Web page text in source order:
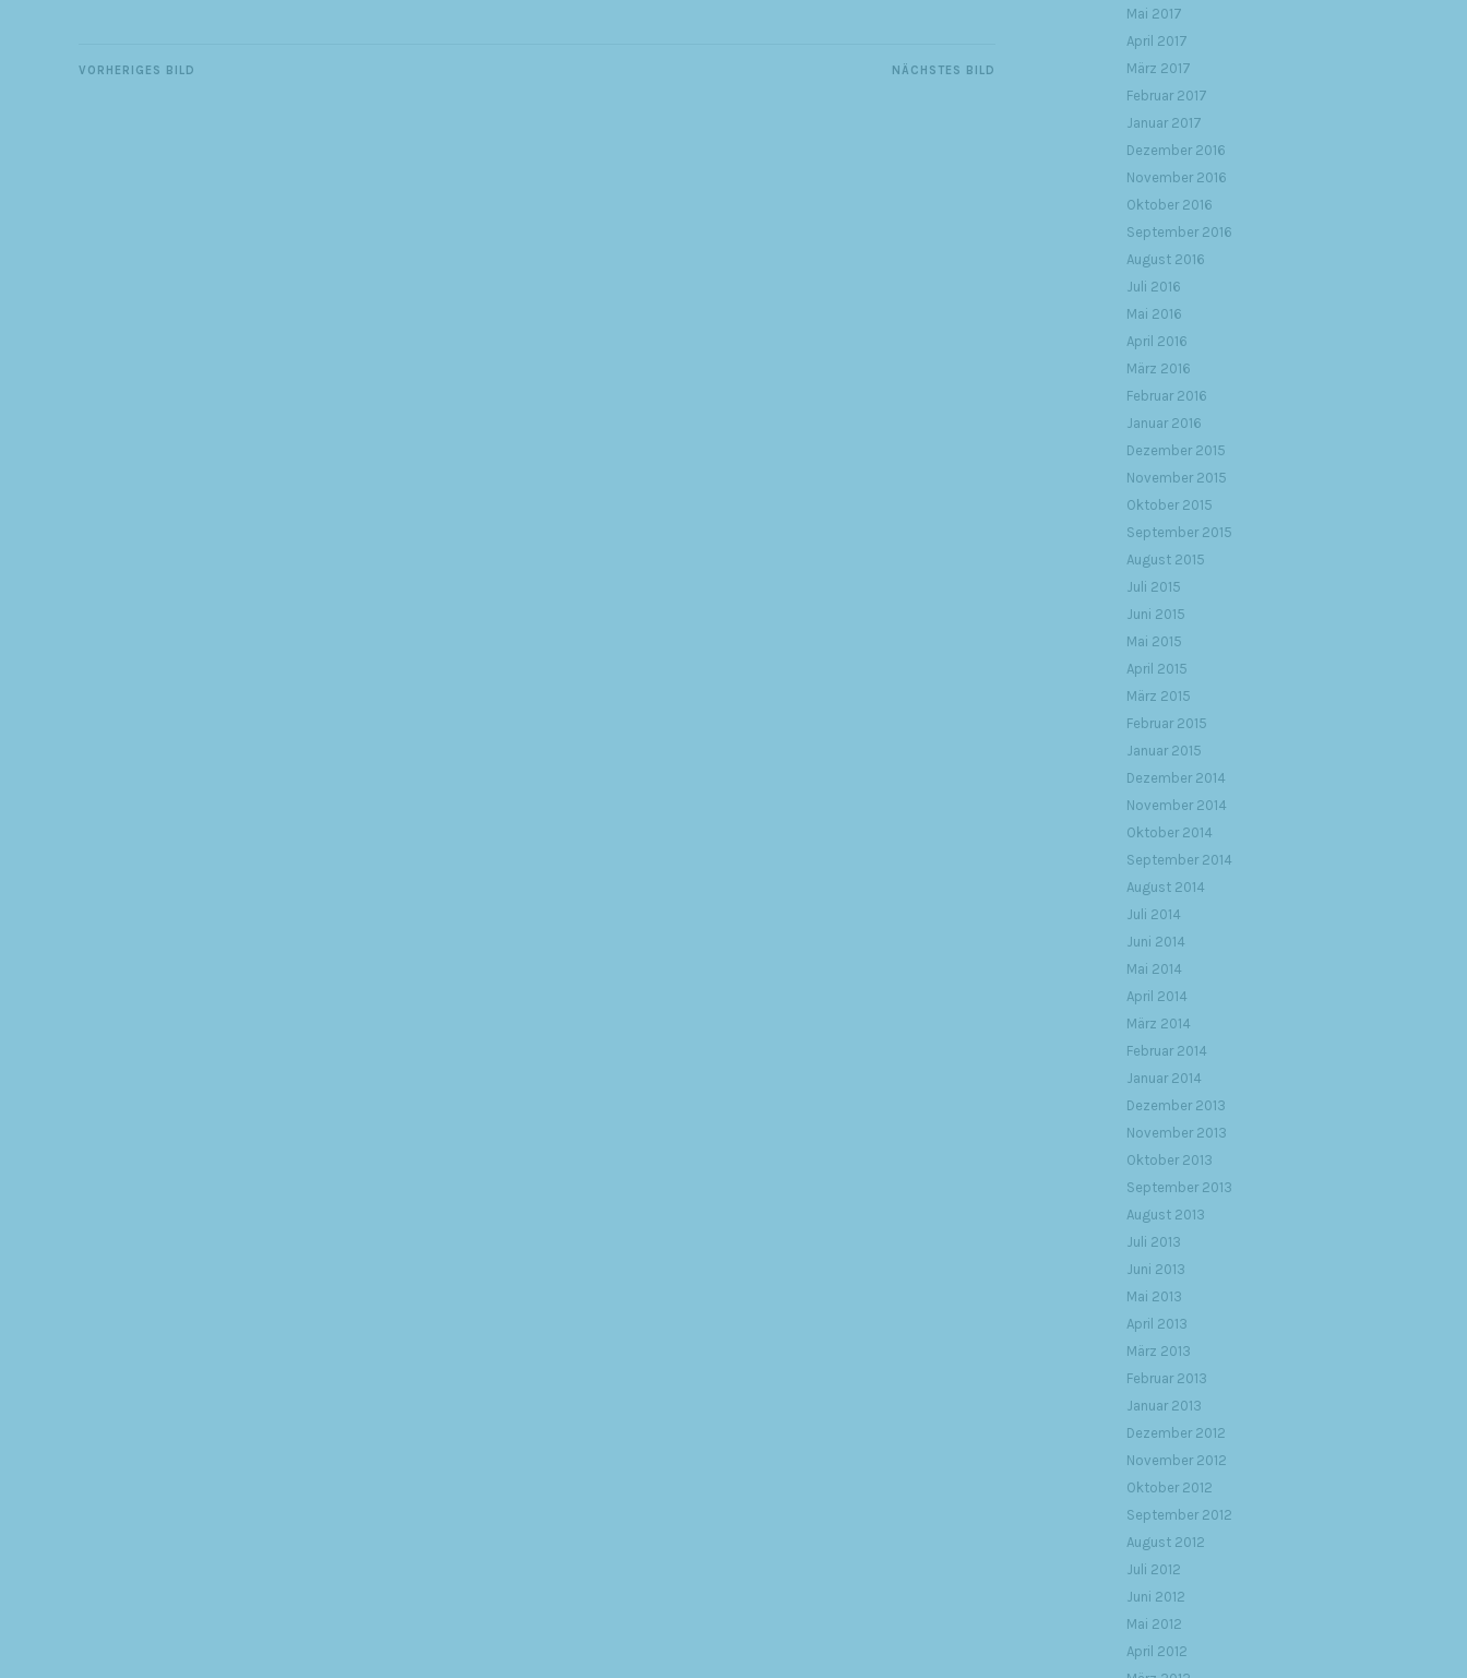
NÄCHSTES BILD
VORHERIGES BILD
Mai 2017
April 2017
März 2017
Februar 2017
Januar 2017
Dezember 2016
November 2016
Oktober 2016
September 2016
August 2016
Juli 2016
Mai 2016
April 2016
März 2016
Februar 2016
Januar 2016
Dezember 2015
November 2015
Oktober 2015
September 2015
August 2015
Juli 2015
Juni 2015
Mai 2015
April 2015
März 2015
Februar 2015
Januar 2015
Dezember 2014
November 2014
Oktober 2014
September 2014
August 2014
Juli 2014
Juni 2014
Mai 2014
April 2014
März 2014
Februar 2014
Januar 2014
Dezember 2013
November 2013
Oktober 2013
September 2013
August 2013
Juli 2013
Juni 2013
Mai 2013
April 2013
März 2013
Februar 2013
Januar 2013
Dezember 2012
November 2012
Oktober 2012
September 2012
August 2012
Juli 2012
Juni 2012
Mai 2012
April 2012